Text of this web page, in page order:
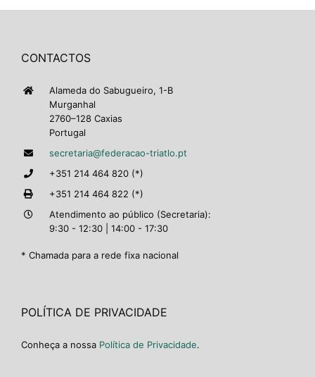
CONTACTOS
Alameda do Sabugueiro, 1-B
Murganhal
2760–128 Caxias
Portugal
secretaria@federacao-triatlo.pt
+351 214 464 820 (*)
+351 214 464 822 (*)
Atendimento ao público (Secretaria):
9:30 - 12:30 | 14:00 - 17:30
* Chamada para a rede fixa nacional
POLÍTICA DE PRIVACIDADE
Conheça a nossa Política de Privacidade.